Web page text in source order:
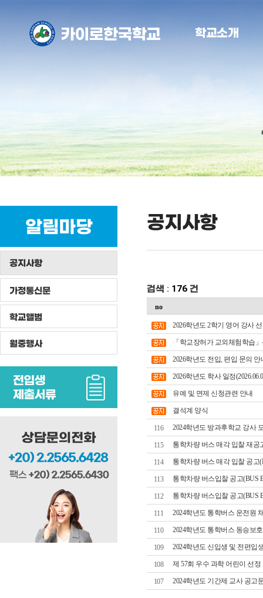
학교소개
알림마당
공지사항
가정통신문
학교앨범
월중행사
공지사항
검색 : 176 건
no
2026학년도 2학기 영어 강사 선
「학교장허가 교외체험학습
2026학년도 전입, 편입 문의 안
2026학년도 학사 일정
유예 및 면제 신청관련 안내
결석계 양식
116 2024학년도 방과후학교 강사
115 통학차량 버스 매각 입찰 재공
114 통학차량 버스 매각 입찰 공고
113 통학차량 버스입찰 공고(BUS
112 통학차량 버스입찰 공고(BUS
111 2024학년도 통학버스 운전원
110 2024학년도 통학버스 동승보
109 2024학년도 신입생 및 전편입
108 제 57회 우수 과학 어린이 선
107 2024학년도 기간제 교사 공고